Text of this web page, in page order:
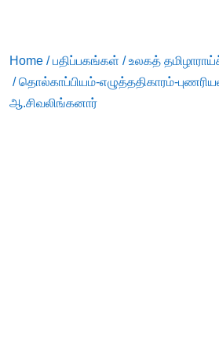
Home /பதிப்பகங்கள் /உலகத்
/ தொல்காப்பியம்-எழுத்ததிகாரம்-
ஆ.சிவலிங்கனார்